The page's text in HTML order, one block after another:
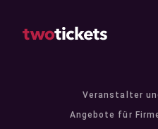
Veranstalter
Angebote für